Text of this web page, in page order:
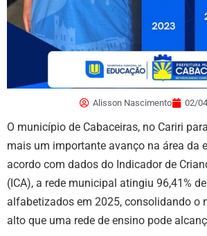
Alisson Nascimento 02/
O município de Cabaceiras, no Cariri
mais um importante avanço na área da
acordo com dados do Indicador de
(ICA), a rede municipal atingiu 96,41%
alfabetizados em 2025, consolidando o
alto que uma rede de ensino pode